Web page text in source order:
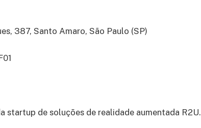
387, Santo Amaro, São Paulo (SP)
startup de soluções de realidade aumentada R2U.